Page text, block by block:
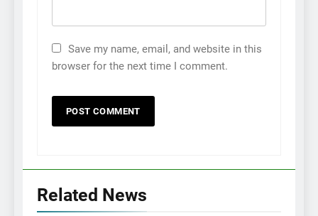
Save my name, email, and website in this
browser for the next time I comment.
Related News